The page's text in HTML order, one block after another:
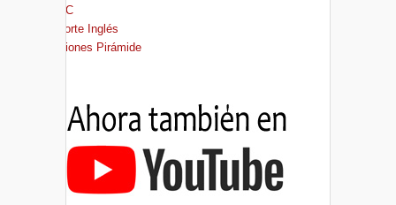
FNAC
El Corte Inglés
Ediciones Pirámide